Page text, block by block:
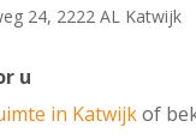
24, 2222 AL Katwijk
u
in Katwijkof